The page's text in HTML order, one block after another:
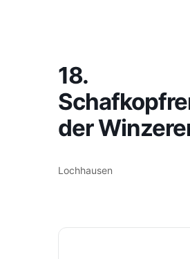
18.
der
Lochhausen